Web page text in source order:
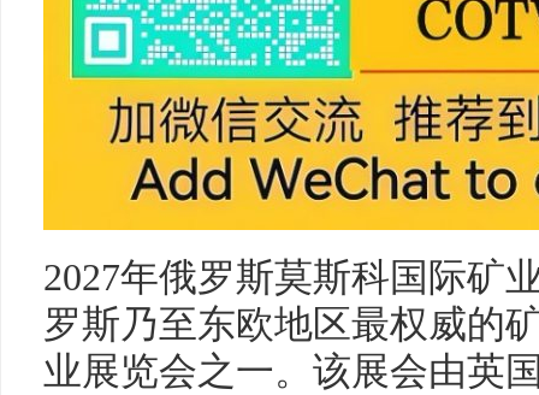
2027年俄罗斯莫斯科国际矿
罗斯乃至东欧地区最权威的
业展览会之一。该展会由英